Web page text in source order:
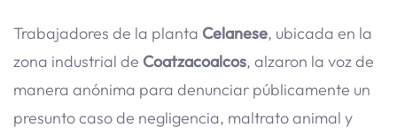
Trabajadores de la planta Celanese, ubicada en la
zona industrial de Coatzacoalcos, alzaron la voz de
manera anónima para denunciar públicamente un
presunto caso de negligencia, maltrato animal y